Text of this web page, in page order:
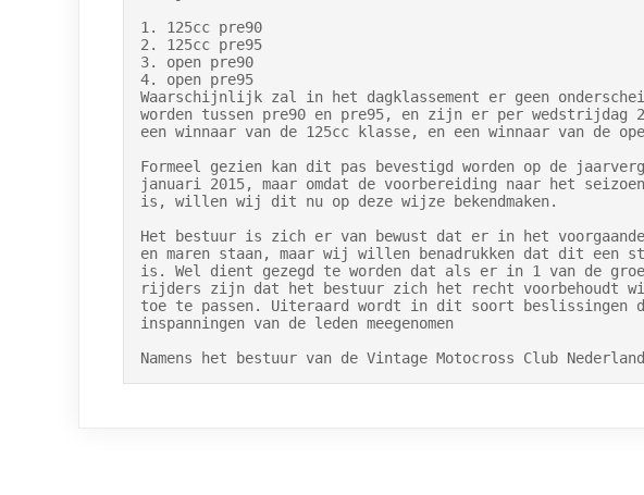
1. 125cc pre90
2. 125cc pre95
3. open pre90
4. open pre95
Waarschijnlijk zal in het dagklassement er geen
worden tussen pre90 en pre95, en zijn er per wedstrijdag 2
een winnaar van de 125cc klasse, en een winnaar van de
Formeel gezien kan dit pas bevestigd worden op de
januari 2015, maar omdat de voorbereiding naar het
is, willen wij dit nu op deze wijze bekendmaken.
Het bestuur is zich er van bewust dat er in het voorgaande
en maren staan, maar wij willen benadrukken dat dit een
is. Wel dient gezegd te worden dat als er in 1 van de
rijders zijn dat het bestuur zich het recht voorbehoudt
toe te passen. Uiteraard wordt in dit soort beslissingen
inspanningen van de leden meegenomen
Namens het bestuur van de Vintage Motocross Club Nederland